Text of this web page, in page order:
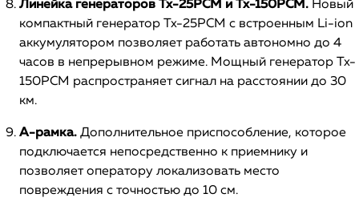
Линейка генераторов Tx-25PCM и Tx-150PCM. Новый
компактный генератор Tx-25PCM с встроенным Li-ion
аккумулятором позволяет работать автономно до 4
часов в непрерывном режиме. Мощный генератор Tx-
150PCM распространяет сигнал на расстоянии до 30
км.
А-рамка. Дополнительное приспособление, которое
подключается непосредственно к приемнику и
позволяет оператору локализовать место
повреждения с точностью до 10 см.